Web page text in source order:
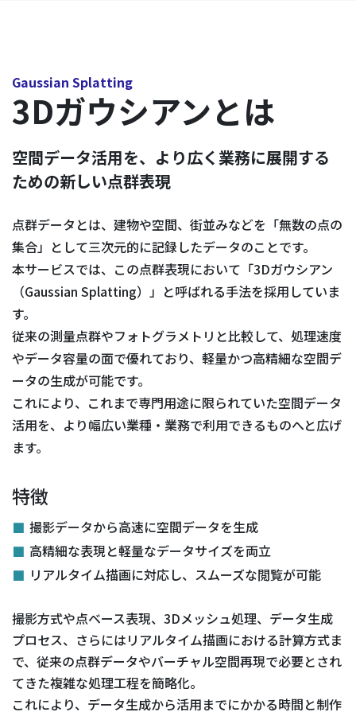
Gaussian Splatting
3Dガウシアンとは
空間データ活用を、より広く業務に展開する
ための新しい点群表現
点群データとは、建物や空間、街並みなどを「無数の点の
集合」として三次元的に記録したデータのことです。
本サービスでは、この点群表現において「3Dガウシアン
（Gaussian Splatting）」と呼ばれる手法を採用していま
す。
従来の測量点群やフォトグラメトリと比較して、処理速度
やデータ容量の面で優れており、軽量かつ高精細な空間デ
ータの生成が可能です。
これにより、これまで専門用途に限られていた空間データ
活用を、より幅広い業種・業務で利用できるものへと広げ
ます。
特徴
撮影データから高速に空間データを生成
高精細な表現と軽量なデータサイズを両立
リアルタイム描画に対応し、スムーズな閲覧が可能
撮影方式や点ベース表現、3Dメッシュ処理、データ生成
プロセス、さらにはリアルタイム描画における計算方式ま
で、従来の点群データやバーチャル空間再現で必要とされ
てきた複雑な処理工程を簡略化。
これにより、データ生成から活用までにかかる時間と制作